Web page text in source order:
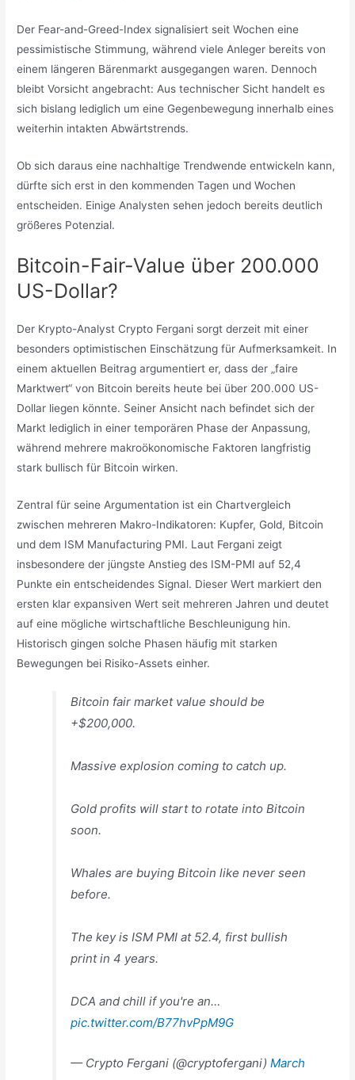
Der Fear-and-Greed-Index signalisiert seit Wochen eine
pessimistische Stimmung, während viele Anleger bereits von
einem längeren Bärenmarkt ausgegangen waren. Dennoch
bleibt Vorsicht angebracht: Aus technischer Sicht handelt es
sich bislang lediglich um eine Gegenbewegung innerhalb eines
weiterhin intakten Abwärtstrends.
Ob sich daraus eine nachhaltige Trendwende entwickeln kann,
dürfte sich erst in den kommenden Tagen und Wochen
entscheiden. Einige Analysten sehen jedoch bereits deutlich
größeres Potenzial.
Bitcoin-Fair-Value über 200.000
US-Dollar?
Der Krypto-Analyst Crypto Fergani sorgt derzeit mit einer
besonders optimistischen Einschätzung für Aufmerksamkeit. In
einem aktuellen Beitrag argumentiert er, dass der „faire
Marktwert“ von Bitcoin bereits heute bei über 200.000 US-
Dollar liegen könnte. Seiner Ansicht nach befindet sich der
Markt lediglich in einer temporären Phase der Anpassung,
während mehrere makroökonomische Faktoren langfristig
stark bullisch für Bitcoin wirken.
Zentral für seine Argumentation ist ein Chartvergleich
zwischen mehreren Makro-Indikatoren: Kupfer, Gold, Bitcoin
und dem ISM Manufacturing PMI. Laut Fergani zeigt
insbesondere der jüngste Anstieg des ISM-PMI auf 52,4
Punkte ein entscheidendes Signal. Dieser Wert markiert den
ersten klar expansiven Wert seit mehreren Jahren und deutet
auf eine mögliche wirtschaftliche Beschleunigung hin.
Historisch gingen solche Phasen häufig mit starken
Bewegungen bei Risiko-Assets einher.
Bitcoin fair market value should be
+$200,000.
Massive explosion coming to catch up.
Gold profits will start to rotate into Bitcoin
soon.
Whales are buying Bitcoin like never seen
before.
The key is ISM PMI at 52.4, first bullish
print in 4 years.
DCA and chill if you're an…
pic.twitter.com/B77hvPpM9G
— Crypto Fergani (@cryptofergani)March